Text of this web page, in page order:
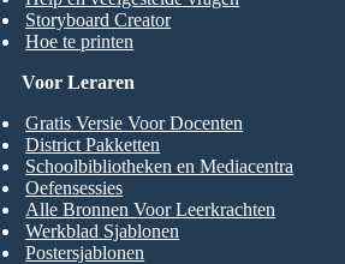
Storyboard Creator
Hoe te printen
Voor Leraren
Gratis Versie Voor Docenten
District Pakketten
Schoolbibliotheken en Mediacentra
Oefensessies
Alle Bronnen Voor Leerkrachten
Werkblad Sjablonen
Postersjablonen